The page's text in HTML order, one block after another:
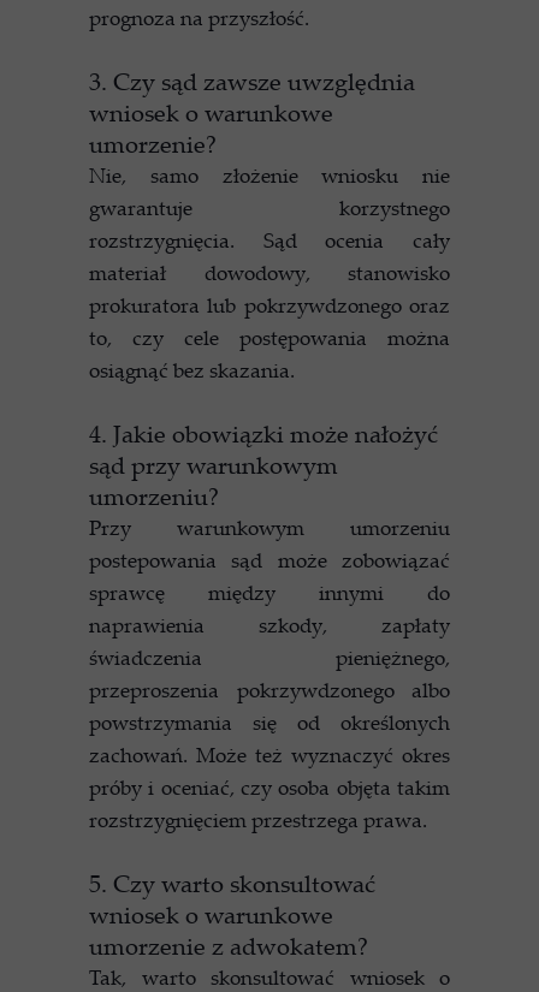
prognoza na przyszłość.
3. Czy sąd zawsze uwzględnia
wniosek o warunkowe
umorzenie?
Nie, samo złożenie wniosku nie
gwarantuje korzystnego
rozstrzygnięcia. Sąd ocenia cały
materiał dowodowy, stanowisko
prokuratora lub pokrzywdzonego oraz
to, czy cele postępowania można
osiągnąć bez skazania.
4. Jakie obowiązki może nałożyć
sąd przy warunkowym
umorzeniu?
Przy warunkowym umorzeniu
postepowania sąd może zobowiązać
sprawcę między innymi do
naprawienia szkody, zapłaty
świadczenia pieniężnego,
przeproszenia pokrzywdzonego albo
powstrzymania się od określonych
zachowań. Może też wyznaczyć okres
próby i oceniać, czy osoba objęta takim
rozstrzygnięciem przestrzega prawa.
5. Czy warto skonsultować
wniosek o warunkowe
umorzenie z adwokatem?
Tak, warto skonsultować wniosek o